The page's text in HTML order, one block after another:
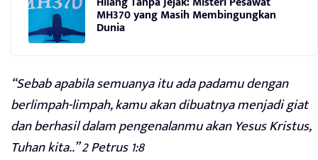
MH370 yang Masih Membingungkan
Dunia
“Sebab apabila semuanya itu ada padamu dengan
berlimpah-limpah, kamu akan dibuatnya menjadi giat
dan berhasil dalam pengenalanmu akan Yesus Kristus,
Tuhan kita..” 2 Petrus 1:8